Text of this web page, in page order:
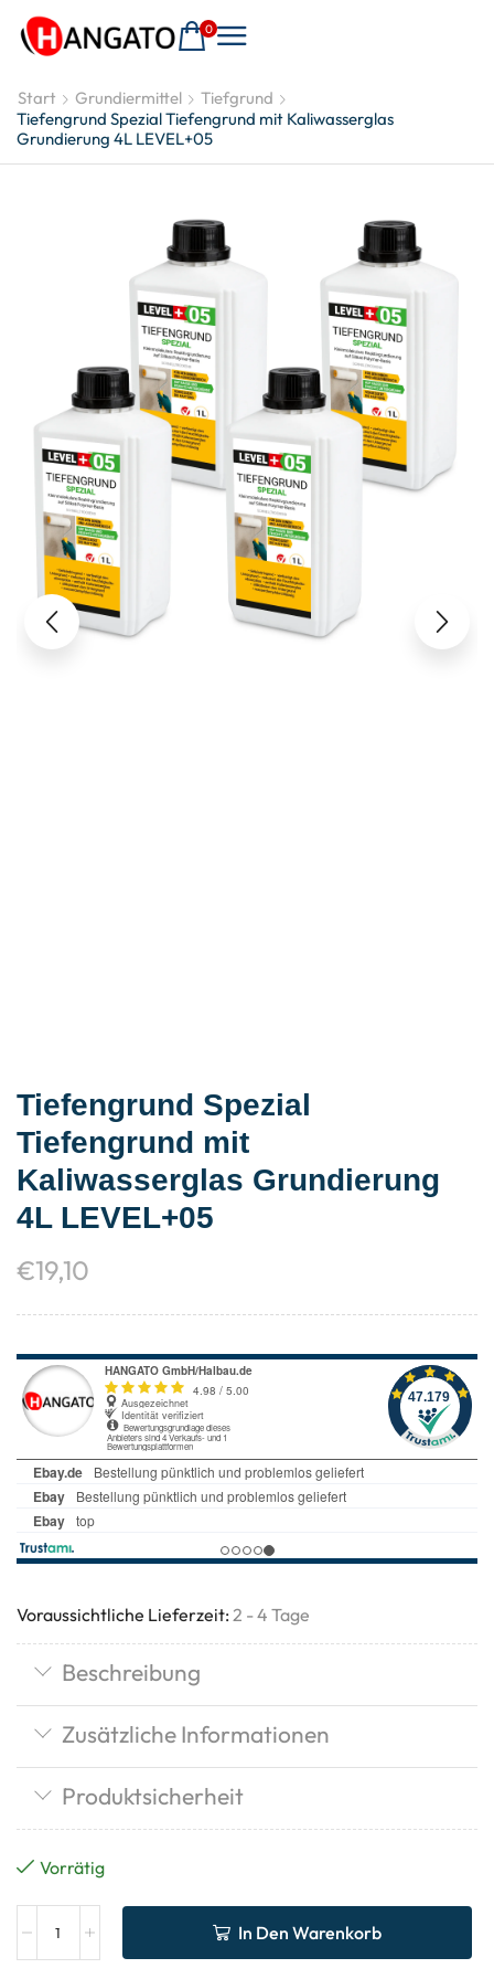
0
Start Grundiermittel
Tiefgrund
Tiefengrund Spezial Tiefengrund mit Kaliwasserglas
Grundierung 4L LEVEL+05
Tiefengrund Spezial
Tiefengrund mit
Kaliwasserglas Grundierung
4L LEVEL+05
€19,10
Voraussichtliche Lieferzeit: 2 - 4 Tage
Beschreibung
Zusätzliche Informationen
Produktsicherheit
Vorrätig
In Den Warenkorb